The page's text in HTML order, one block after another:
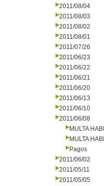
2011/08/04
2011/08/03
2011/08/02
2011/08/01
2011/07/26
2011/06/23
2011/06/22
2011/06/21
2011/06/20
2011/06/13
2011/06/10
2011/06/08
MULTA
MULTA
Pagos
2011/06/02
2011/05/11
2011/05/05